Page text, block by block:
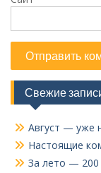
Свежие
Август — уже
Настоящие
За лето — 200